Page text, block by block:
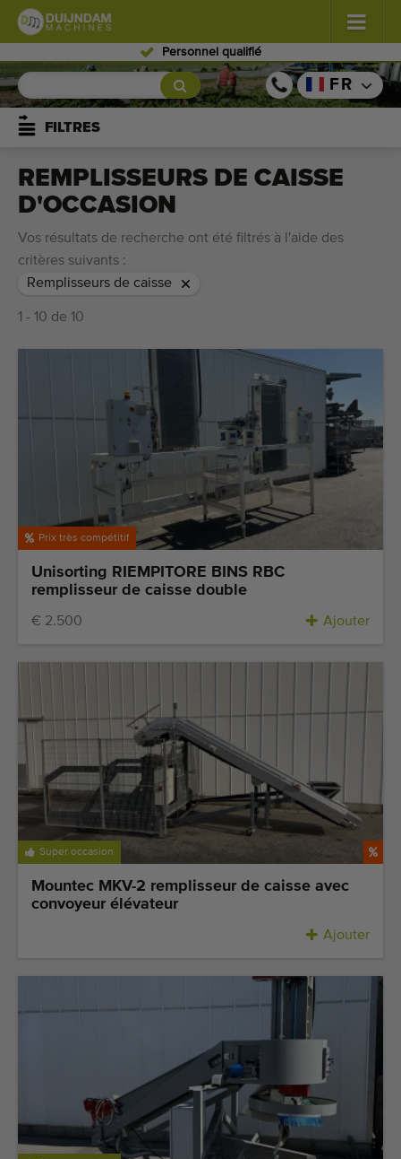
Personnel qualifié
Fleurs et plantes (580)
Légumes de plein champ
Légumes de serre (347)
Fruits (333)
Convoyeurs
Vendre vos machines!
Dernières machines consultées
Dernières machines arrivées
Alertes Machines
Importez une machine
Machines
Marques
À propos de nous
FAQ
Contact
Équipement de qualité
Personnel qualifié
Depuis 1977
FR
FILTRES
REMPLISSEURS DE CAISSE
D'OCCASION
Vos résultats de recherche ont été filtrés à l'aide des
critères suivants :
Remplisseurs de caisse
1 - 10 de 10
Prix très compétitif
Unisorting RIEMPITORE BINS RBC
remplisseur de caisse double
€ 2.500 Ajouter
Super occasion
Mountec MKV-2 remplisseur de caisse avec
convoyeur élévateur
Ajouter